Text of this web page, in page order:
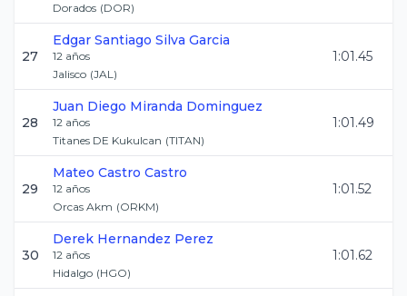
Dorados (DOR)
27
Edgar Santiago Silva Garcia
12 años
Jalisco (JAL)
1:01.45
28
Juan Diego Miranda Dominguez
12 años
Titanes DE Kukulcan (TITAN)
1:01.49
29
Mateo Castro Castro
12 años
Orcas Akm (ORKM)
1:01.52
30
Derek Hernandez Perez
12 años
Hidalgo (HGO)
1:01.62